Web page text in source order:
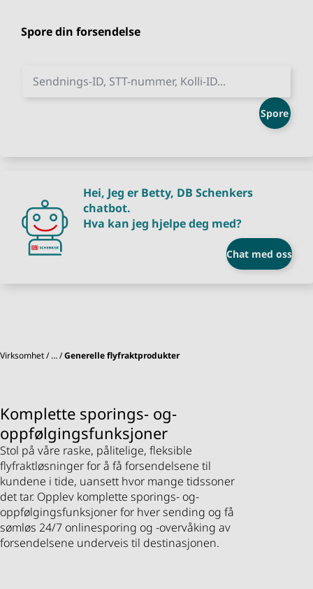
Spore din forsendelse
Sendnings-ID, STT-nummer, Kolli-ID...
Spore
Hei, Jeg er Betty, DB Schenkers
chatbot.
Hva kan jeg hjelpe deg med?
Chat med oss
Virksomhet … Generelle flyfraktprodukter
Komplette sporings- og-
oppfølgingsfunksjoner
Stol på våre raske, pålitelige, fleksible
flyfraktløsninger for å få forsendelsene til
kundene i tide, uansett hvor mange tidssoner
det tar. Opplev komplette sporings- og-
oppfølgingsfunksjoner for hver sending og få
sømløs 24/7 onlinesporing og -overvåking av
forsendelsene underveis til destinasjonen.